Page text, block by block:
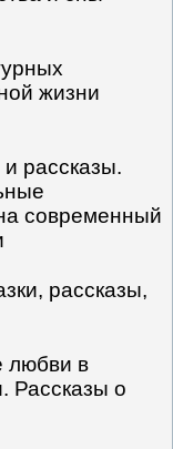
жизни
рассказы.
современный
рассказы,
любви в
Рассказы о